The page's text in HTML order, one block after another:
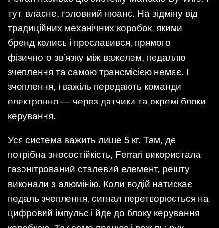
тут, власне, головний нюанс. На відміну від
традиційних механічних коробок, якими
бренд колись і прославився, прямого
фізичного зв’язку між важелем, педаллю
зчеплення та самою трансмісією немає. І
зчеплення, і важіль передають команди
електронно — через датчики та окремі блоки
керування.
Уся система важить лише 5 кг. Там, де
потрібна зносостійкість, Ferrari використала
газонітрований сталевий елемент, решту
виконали з алюмінію. Коли водій натискає
педаль зчеплення, сигнал перетворюється на
цифровий імпульс і йде до блоку керування